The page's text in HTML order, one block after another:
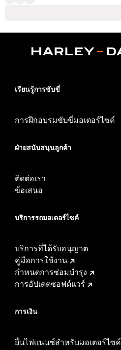
เรียนรู้การขับขี่
การฝึกอบรมขับขี่มอเตอร์ไซค์
ฝ่ายสนับสนุนลูกค้า
ติดต่อเรา
ข้อเสนอ
บริการรถมอเตอร์ไซค์​
บริการที่ได้รับอนุญาต
คู่มือการใช้งาน
กำหนดการซ่อมบำรุง
การอัปเดตซอฟต์แวร์
การเงิน
ยื่นไฟแนนซ์สำหรับมอเตอร์ไซค์